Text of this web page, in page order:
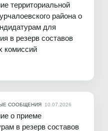
территориальной
района о
для
в резерв составов
комиссий
СООБЩЕНИЯ 10.07.2026
о приеме
в резерв составов